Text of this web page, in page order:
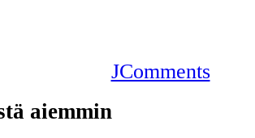
JComments
aiemmin